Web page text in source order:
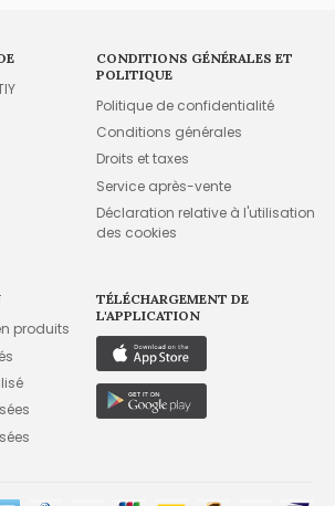
CONDITIONS GÉNÉRALES ET
POLITIQUE
Politique de confidentialité
Conditions générales
Droits et taxes
Service après-vente
Déclaration relative à l'utilisation
des cookies
produits
TÉLÉCHARGEMENT DE
L'APPLICATION